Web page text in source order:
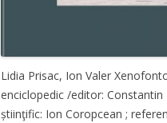
Lidia Prisac, Ion Valer
enciclopedic /editor:
știinţific: Ion Coropcean ;